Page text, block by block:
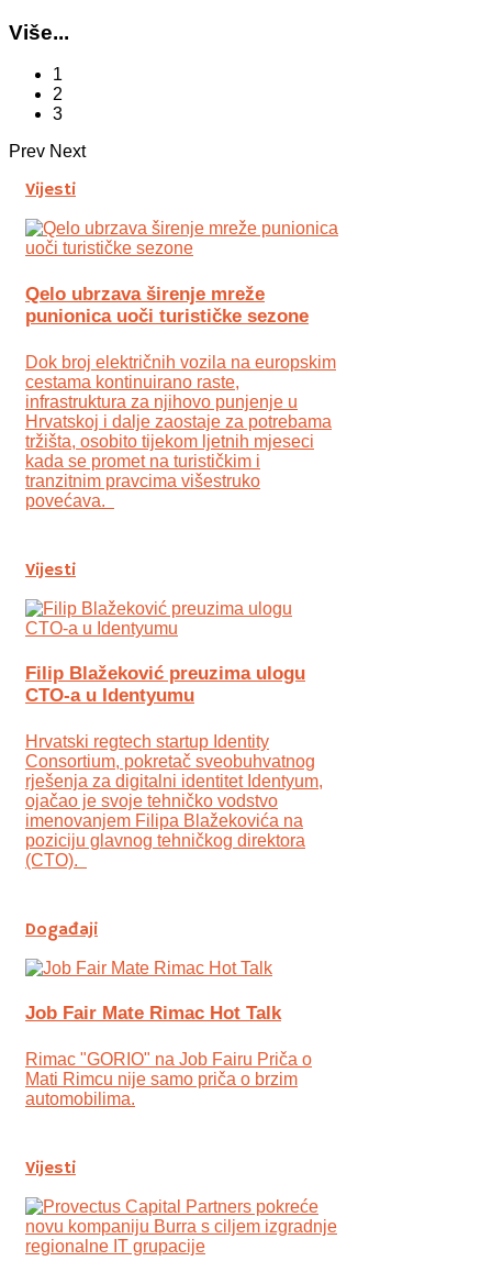
Više...
1
2
3
Prev Next
Vijesti
Qelo ubrzava širenje mreže
punionica uoči turističke sezone
Dok broj električnih vozila na europskim
cestama kontinuirano raste,
infrastruktura za njihovo punjenje u
Hrvatskoj i dalje zaostaje za potrebama
tržišta, osobito tijekom ljetnih mjeseci
kada se promet na turističkim i
tranzitnim pravcima višestruko
povećava.
Vijesti
Filip Blažeković preuzima ulogu
CTO-a u Identyumu
Hrvatski regtech startup Identity
Consortium, pokretač sveobuhvatnog
rješenja za digitalni identitet Identyum,
ojаčao je svoje tehničko vodstvo
imenovanjem Filipa Blažekovića na
poziciju glavnog tehničkog direktora
(CTO).
Događaji
Job Fair Mate Rimac Hot Talk
Rimac "GORIO" na Job Fairu Priča o
Mati Rimcu nije samo priča o brzim
automobilima.
Vijesti